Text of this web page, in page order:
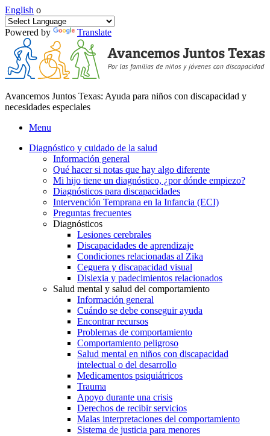
English o
Powered by Translate
Avancemos Juntos Texas: Ayuda para niños con discapacidad y
necesidades especiales
Menu
Diagnóstico y cuidado de la salud
Información general
Qué hacer si notas que hay algo diferente
Mi hijo tiene un diagnóstico, ¿por dónde empiezo?
Diagnósticos para discapacidades
Intervención Temprana en la Infancia (ECI)
Preguntas frecuentes
Diagnósticos
Lesiones cerebrales
Discapacidades de aprendizaje
Condiciones relacionadas al Zika
Ceguera y discapacidad visual
Dislexia y padecimientos relacionados
Salud mental y salud del comportamiento
Información general
Cuándo se debe conseguir ayuda
Encontrar recursos
Problemas de comportamiento
Comportamiento peligroso
Salud mental en niños con discapacidad
intelectual o del desarrollo
Medicamentos psiquiátricos
Trauma
Apoyo durante una crisis
Derechos de recibir servicios
Malas interpretaciones del comportamiento
Sistema de justicia para menores